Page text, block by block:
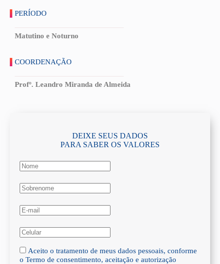
PERÍODO
Matutino e Noturno
COORDENAÇÃO
Profº. Leandro Miranda de Almeida
DEIXE SEUS DADOS
PARA SABER OS VALORES
Aceito o tratamento de meus dados pessoais, conforme
o Termo de consentimento, aceitação e autorização